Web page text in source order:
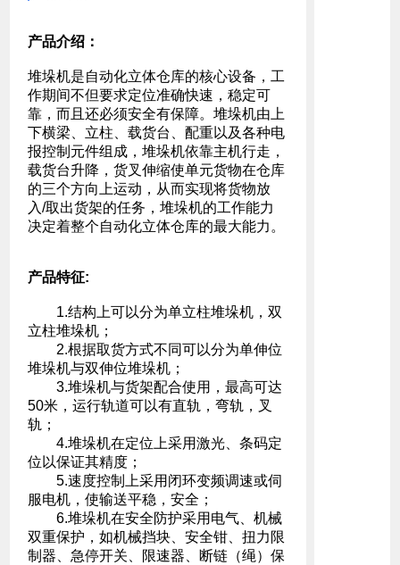
产品介绍：
堆垛机是自动化立体仓库的核心设备，工
作期间不但要求定位准确快速，稳定可
靠，而且还必须安全有保障。堆垛机由上
下横梁、立柱、载货台、配重以及各种电
报控制元件组成，堆垛机依靠主机行走，
载货台升降，货叉伸缩使单元货物在仓库
的三个方向上运动，从而实现将货物放
入/取出货架的任务，堆垛机的工作能力
决定着整个自动化立体仓库的最大能力。
产品特征:
1.结构上可以分为单立柱堆垛机，双
立柱堆垛机；
2.根据取货方式不同可以分为单伸位
堆垛机与双伸位堆垛机；
3.堆垛机与货架配合使用，最高可达
50米，运行轨道可以有直轨，弯轨，叉
轨；
4.堆垛机在定位上采用激光、条码定
位以保证其精度；
5.速度控制上采用闭环变频调速或伺
服电机，使输送平稳，安全；
6.堆垛机在安全防护采用电气、机械
双重保护，如机械挡块、安全钳、扭力限
制器、急停开关、限速器、断链（绳）保